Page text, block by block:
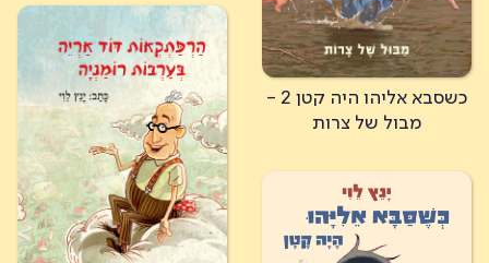
כשסבא אליהו היה קטן 2 -
מבול של צרות